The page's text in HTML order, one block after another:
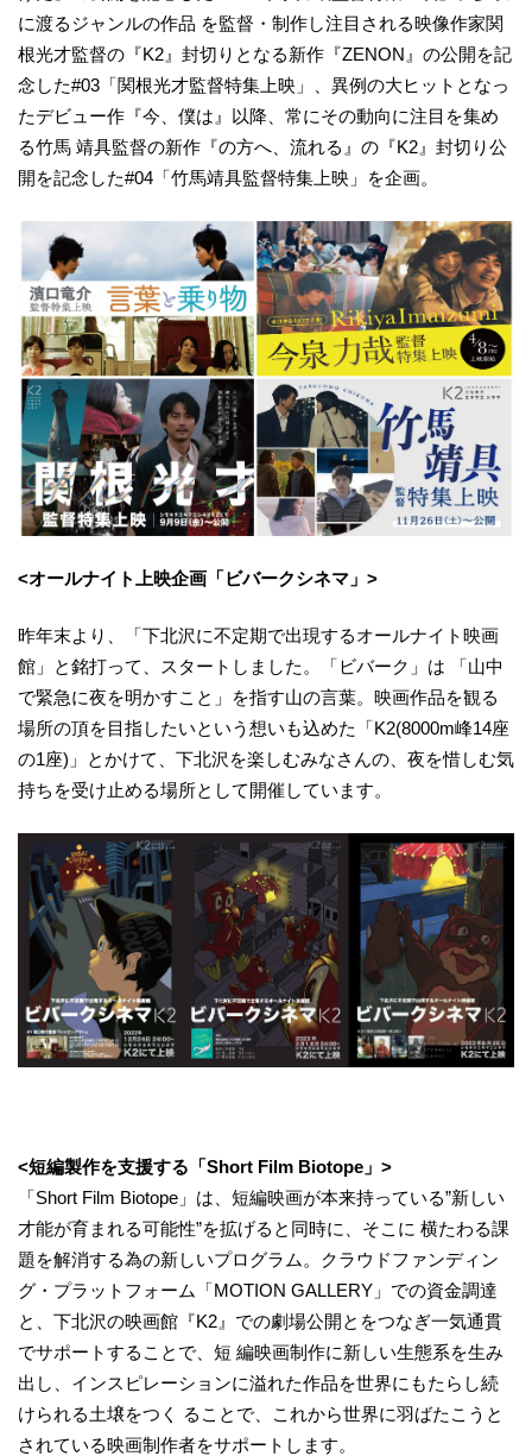
に渡るジャンルの作品 を監督・制作し注目される映像作家関
根光才監督の『K2』封切りとなる新作『ZENON』の公開を記
念した#03「関根光才監督特集上映」、異例の大ヒットとなっ
たデビュー作『今、僕は』以降、常にその動向に注目を集め
る竹馬 靖具監督の新作『の方へ、流れる』の『K2』封切り公
開を記念した#04「竹馬靖具監督特集上映」を企画。
<オールナイト上映企画「ビバークシネマ」>
昨年末より、「下北沢に不定期で出現するオールナイト映画
館」と銘打って、スタートしました。「ビバーク」は 「山中
で緊急に夜を明かすこと」を指す山の言葉。映画作品を観る
場所の頂を目指したいという想いも込めた「K2(8000m峰14座
の1座)」とかけて、下北沢を楽しむみなさんの、夜を惜しむ気
持ちを受け止める場所として開催しています。
<短編製作を支援する「Short Film Biotope」>
「Short Film Biotope」は、短編映画が本来持っている”新しい
才能が育まれる可能性”を拡げると同時に、そこに 横たわる課
題を解消する為の新しいプログラム。クラウドファンディン
グ・プラットフォーム「MOTION GALLERY」での資金調達
と、下北沢の映画館『K2』での劇場公開とをつなぎ一気通貫
でサポートすることで、短 編映画制作に新しい生態系を生み
出し、インスピレーションに溢れた作品を世界にもたらし続
けられる土壌をつく ることで、これから世界に羽ばたこうと
されている映画制作者をサポートします。